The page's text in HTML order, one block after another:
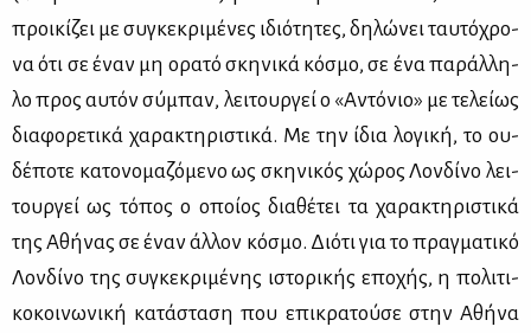
προι­κί­ζει με συ­γκε­κρι­μέ­νες ιδιό­τη­τες, δη­λώ­νει ταυ­τό­χρο­
να ότι σε έναν μη ορα­τό σκη­νι­κά κό­σμο, σε ένα πα­ράλ­λη­
λο προς αυ­τόν σύ­μπαν, λει­τουρ­γεί ο «Αντό­νιο» με τε­λεί­ως
δια­φο­ρε­τι­κά χα­ρα­κτη­ρι­στι­κά. Με την ίδια λο­γι­κή, το ου­
δέ­πο­τε κα­το­νο­μα­ζό­με­νο ως σκη­νι­κός χώ­ρος Λον­δί­νο λει­
τουρ­γεί ως τό­πος ο οποί­ος δια­θέ­τει τα χα­ρα­κτη­ρι­στι­κά
της Αθή­νας σε έναν άλ­λον κό­σμο. Διό­τι για το πραγ­μα­τι­κό
Λον­δί­νο της συ­γκε­κρι­μέ­νης ιστο­ρι­κής επο­χής, η πο­λι­τι­
κο­κοι­νω­νι­κή κα­τά­στα­ση που επι­κρα­τού­σε στην Αθή­να